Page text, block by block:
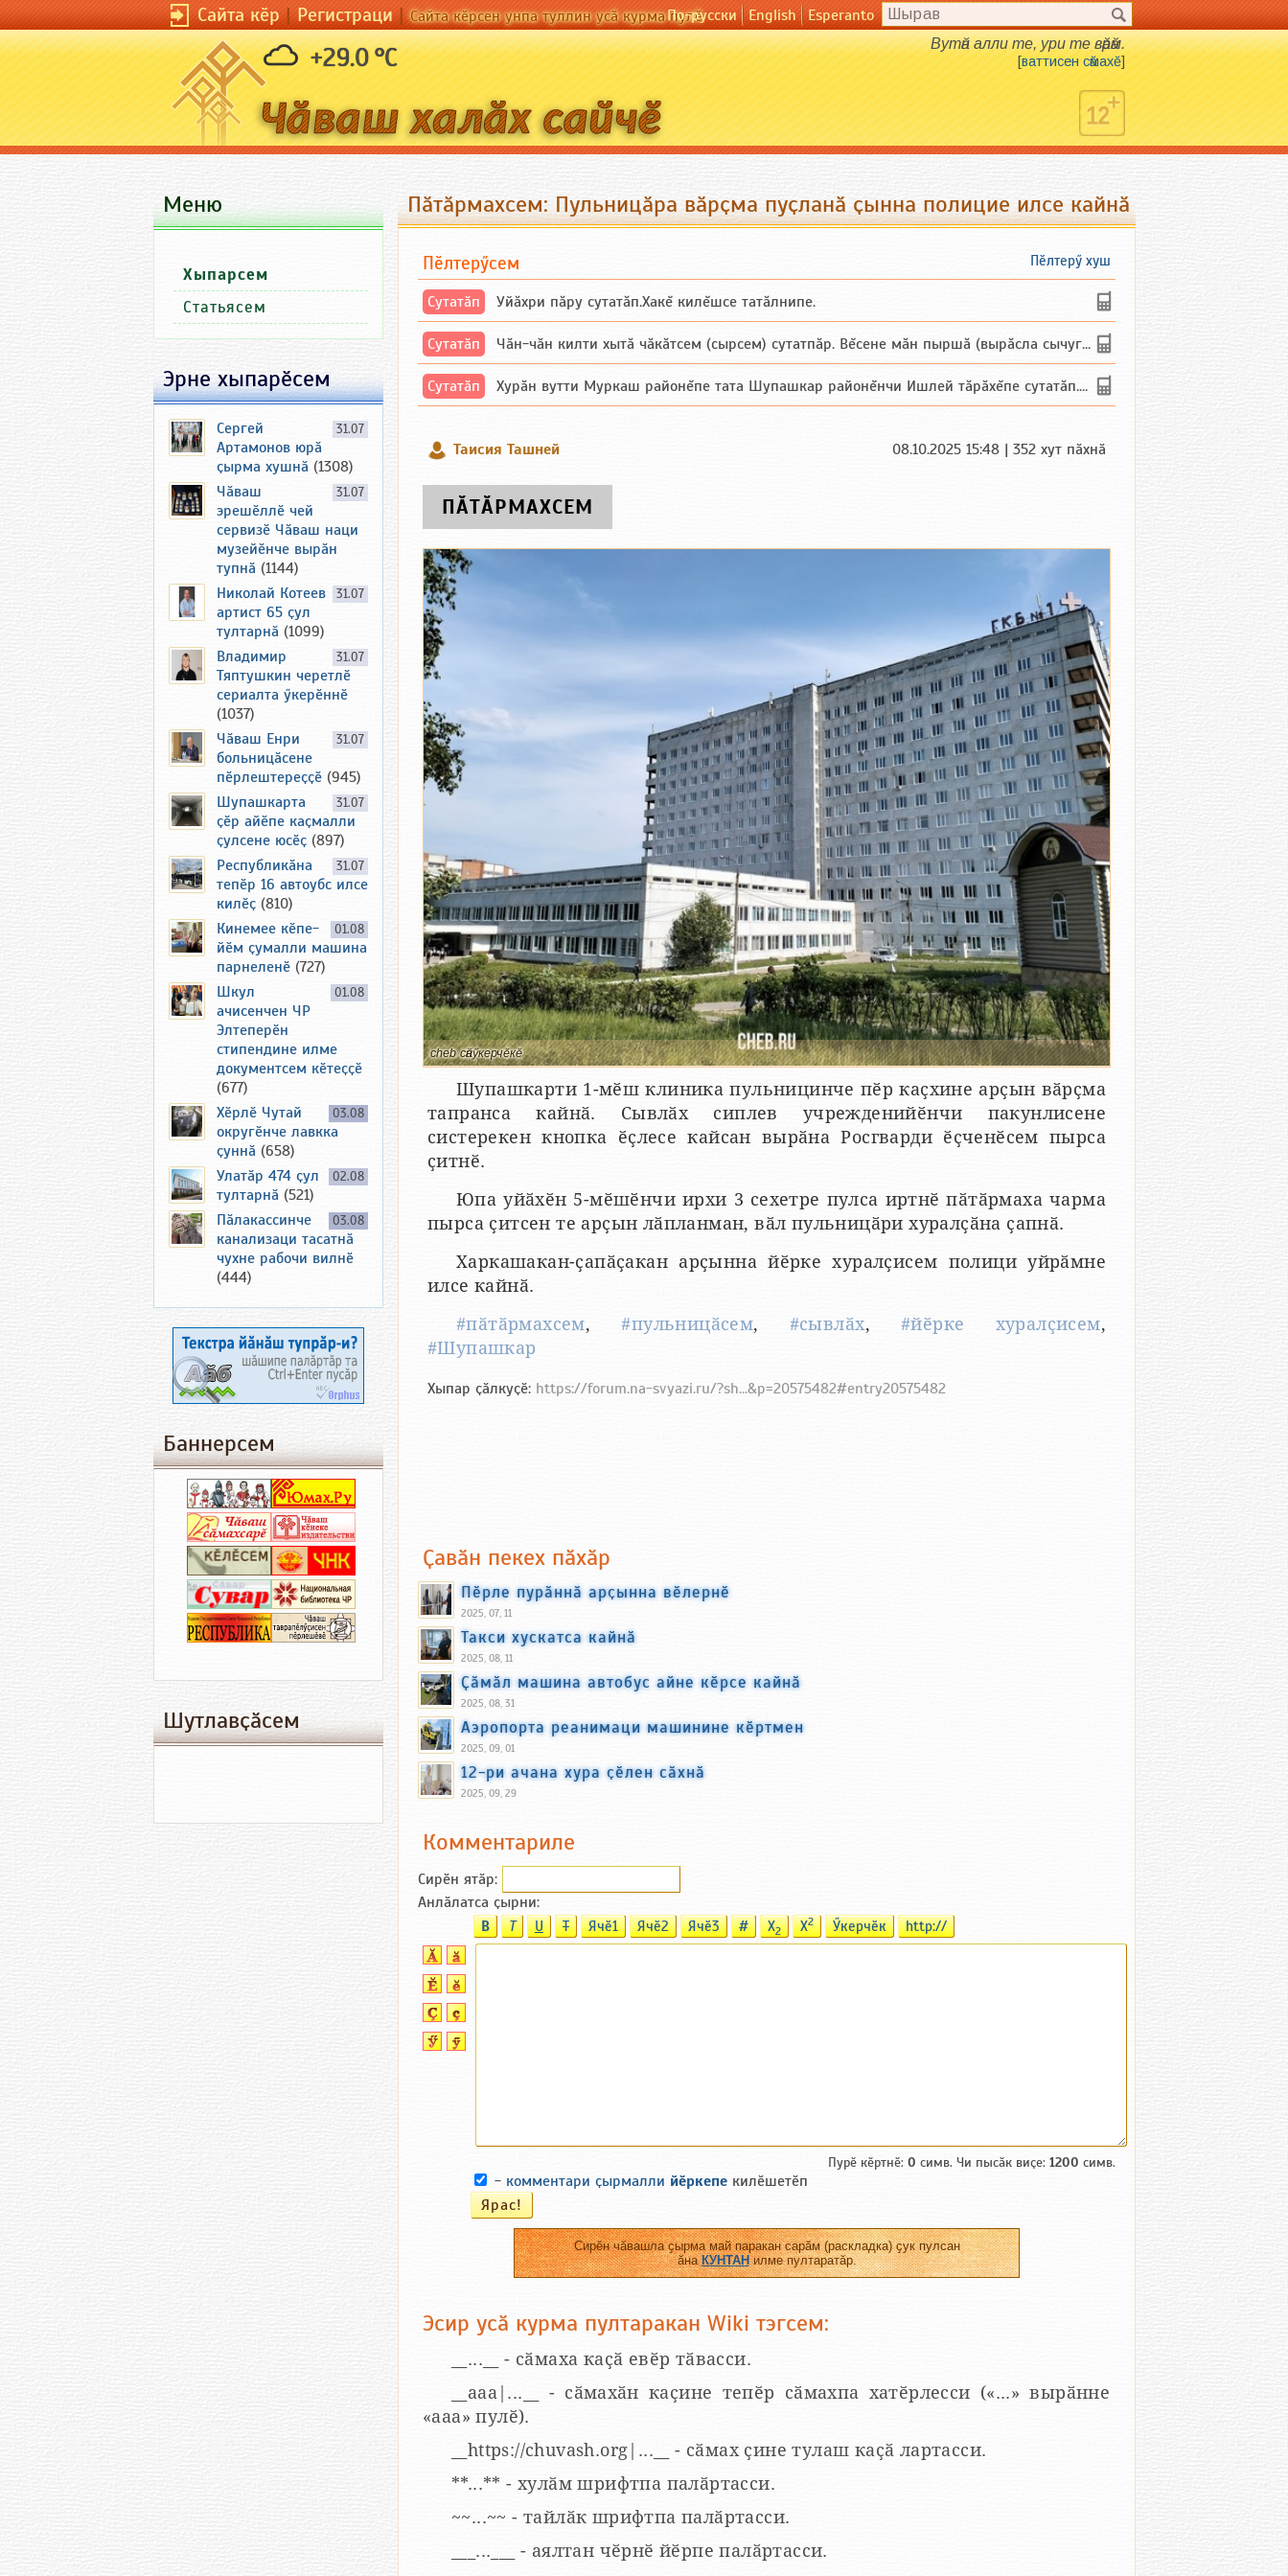
Сайта кӗр|Регистраци|Сайта кӗрсен унпа туллин усӑ курма пулӗПо-русски English Esperanto
+29.0 °C Вутӑн алли те, ури те вӑрӑм.
[ваттисен сӑмахӗ]
Пӑтӑрмахсем: Пульницӑра вӑрҫма пуҫланӑ ҫынна полицие илсе кайнӑ
Пӗлтерӳ хуш
Пӗлтерӳсем
Сутатӑп Уйăхри пăру сутатăп.Хакĕ килĕшсе татăлнипе.
Сутатӑп Чăн-чăн килти хытă чăкăтсем (сырсем) сутатпăр. Вĕсене мăн пыршă (вырăсла сычуг) ...
Сутатӑп Хурăн вутти Муркаш районĕпе тата Шупашкар районĕнчи Ишлей тăрăхĕпе сутатăп. Ха...
Таисия Ташней 08.10.2025 15:48 | 352 хут пӑхнӑ
ПӐТӐРМАХСЕМ
cheb сӑнӳкерчӗкӗ
Шупашкарти 1-мӗш клиника пульницинче пӗр каҫхине арҫын вӑрҫма
тапранса кайнӑ. Сывлӑх сиплев учрежденийӗнчи пакунлисене
систерекен кнопка ӗҫлесе кайсан вырӑна Росгварди ӗҫченӗсем пырса
ҫитнӗ.
Юпа уйӑхӗн 5-мӗшӗнчи ирхи 3 сехетре пулса иртнӗ пӑтӑрмаха чарма
пырса ҫитсен те арҫын лӑпланман, вӑл пульницӑри хуралҫӑна ҫапнӑ.
Харкашакан-ҫапӑҫакан арҫынна йӗрке хуралҫисем полици уйрӑмне
илсе кайнӑ.
#пӑтӑрмахсем,#пульницӑсем, #сывлӑх,#йӗрке хуралҫисем,
#Шупашкар
Хыпар ҫӑлкуҫӗ: https://forum.na-svyazi.ru/?sh...&p=20575482#entry20575482
Ҫавӑн пекех пӑхӑр
Пӗрле пурӑннӑ арҫынна вӗлернӗ
2025, 07, 11
Такси хускатса кайнӑ
2025, 08, 11
Ҫӑмӑл машина автобус айне кӗрсе кайнӑ
2025, 08, 31
Аэропорта реанимаци машинине кӗртмен
2025, 09, 01
12-ри ачана хура ҫӗлен сӑхнӑ
2025, 09, 29
Комментариле
Сирӗн ятӑp:
Анлӑлатса ҫырни:
B T U T Ячӗ1 Ячӗ2 Ячӗ3 # X2 X2 Ӳкерчӗк http://
Пурӗ кӗртнӗ: 0 симв. Чи пысӑк виҫе: 1200 симв.
- комментари ҫырмалли йӗркепе килӗшетӗп
Сирӗн чӑвашла ҫырма май паракан сарӑм (раскладка) ҫук пулсан
ӑнаКУНТАНилме пултаратӑр.
Эсир усӑ курма пултаракан Wiki тэгсем:
__...__ - сӑмаха каҫӑ евӗр тӑвасси.
__aaa|...__ - сӑмахӑн каҫине тепӗр сӑмахпа хатӗрлесси («...» вырӑнне
«ааа» пулӗ).
__https://chuvash.org|...__ - сӑмах ҫине тулаш каҫӑ лартасси.
**...** - хулӑм шрифтпа палӑртасси.
~~...~~ - тайлӑк шрифтпа палӑртасси.
___...___ - аялтан чӗрнӗ йӗрпе палӑртасси.
Меню
Хыпарсем
Статьясем
Эрне хыпарӗсем
31.07
Сергей
Артамонов юрӑ
ҫырма хушнӑ (1308)
31.07
Чӑваш
эрешӗллӗ чей
сервизӗ Чӑваш наци
музейӗнче вырӑн
тупнӑ (1144)
31.07
Николай Котеев
артист 65 ҫул
тултарнӑ (1099)
31.07
Владимир
Тяптушкин черетлӗ
сериалта ӳкерӗннӗ
(1037)
31.07
Чӑваш Енри
больницӑсене
пӗрлештереҫҫӗ (945)
31.07
Шупашкарта
ҫӗр айӗпе каҫмалли
ҫулсене юсӗҫ (897)
31.07
Республикӑна
тепӗр 16 автоубс илсе
килӗҫ (810)
01.08
Кинемее кӗпе-
йӗм ҫумалли машина
парнеленӗ (727)
01.08
Шкул
ачисенчен ЧР
Элтеперӗн
стипендине илме
документсем кӗтеҫҫӗ
(677)
03.08
Хӗрлӗ Чутай
округӗнче лавкка
ҫуннӑ (658)
02.08
Улатӑр 474 ҫул
тултарнӑ (521)
03.08
Пӑлакассинче
канализаци тасатнӑ
чухне рабочи вилнӗ
(444)
Баннерсем
Шутлавҫӑсем